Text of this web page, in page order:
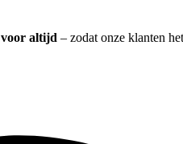
voor altijd – zodat onze klanten